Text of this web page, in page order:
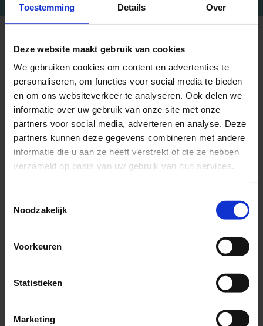
Toestemming Details Over
Deze website maakt gebruik van cookies
We gebruiken cookies om content en advertenties te
personaliseren, om functies voor social media te bieden
en om ons websiteverkeer te analyseren. Ook delen we
informatie over uw gebruik van onze site met onze
partners voor social media, adverteren en analyse. Deze
partners kunnen deze gegevens combineren met andere
informatie die u aan ze heeft verstrekt of die ze hebben
verzameld op basis van uw gebruik van hun services.
Noodzakelijk
Voorkeuren
Statistieken
Marketing
Wat kunt u doen
om de klachten
van spit te
verminderen?
Ondanks de pijn die gepaard gaat met spit, is
pijngrenzen. Daarnaast is het van belang om te
blijft zitten. Dit kan er namelijk voor zorgen dat
helpen om de onderrug warm te houden.